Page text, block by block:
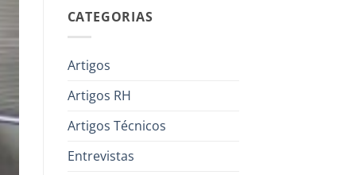
CATEGORIAS
Artigos
Artigos RH
Artigos Técnicos
Entrevistas